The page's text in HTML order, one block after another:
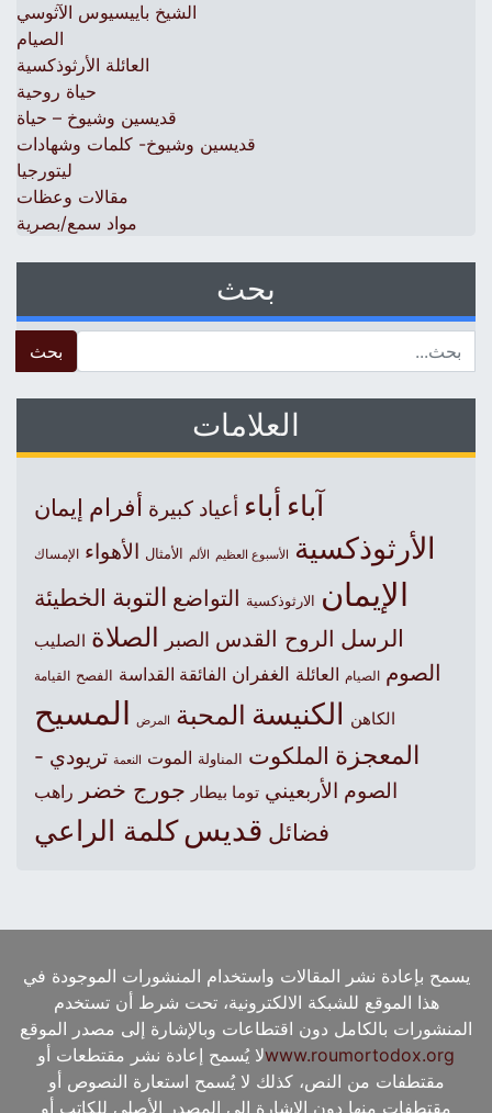
الشيخ باييسيوس الآثوسي
الصيام
العائلة الأرثوذكسية
حياة روحية
قديسين وشيوخ – حياة
قديسين وشيوخ- كلمات وشهادات
ليتورجيا
مقالات وعظات
مواد سمع/بصرية
بحث
العلامات
آباءأباء أعياد كبيرة أفرام إيمان
الأرثوذكسية الأسبوع العظيم الألم الأمثال الأهواء الإمساك
الإيمان الارثوذكسية التواضع التوبة الخطيئة
الرسل الروح القدس الصبر الصلاة الصليب
الصوم الصيام العائلة الغفران الفائقة القداسة الفصح القيامة
الكاهن الكنيسةالمحبة المرض المسيح
المعجزة الملكوت المناولة الموت النعمة تريودي -
الصوم الأربعيني توما بيطار جورج خضر راهب
فضائل قديس كلمة الراعي
يسمح بإعادة نشر المقالات واستخدام المنشورات الموجودة في
هذا الموقع للشبكة الالكترونية، تحت شرط أن تستخدم
المنشورات بالكامل دون اقتطاعات وبالإشارة إلى مصدر الموقع
www.roumortodox.orgلا يُسمح إعادة نشر مقتطعات أو
مقتطفات من النص، كذلك لا يُسمح استعارة النصوص أو
مقتطفات منها دون الإشارة إلى المصدر الأصلي للكاتب أو